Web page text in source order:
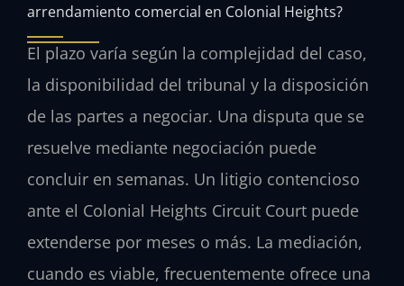
arrendamiento comercial en Colonial Heights?
El plazo varía según la complejidad del caso,
la disponibilidad del tribunal y la disposición
de las partes a negociar. Una disputa que se
resuelve mediante negociación puede
concluir en semanas. Un litigio contencioso
ante el Colonial Heights Circuit Court puede
extenderse por meses o más. La mediación,
cuando es viable, frecuentemente ofrece una